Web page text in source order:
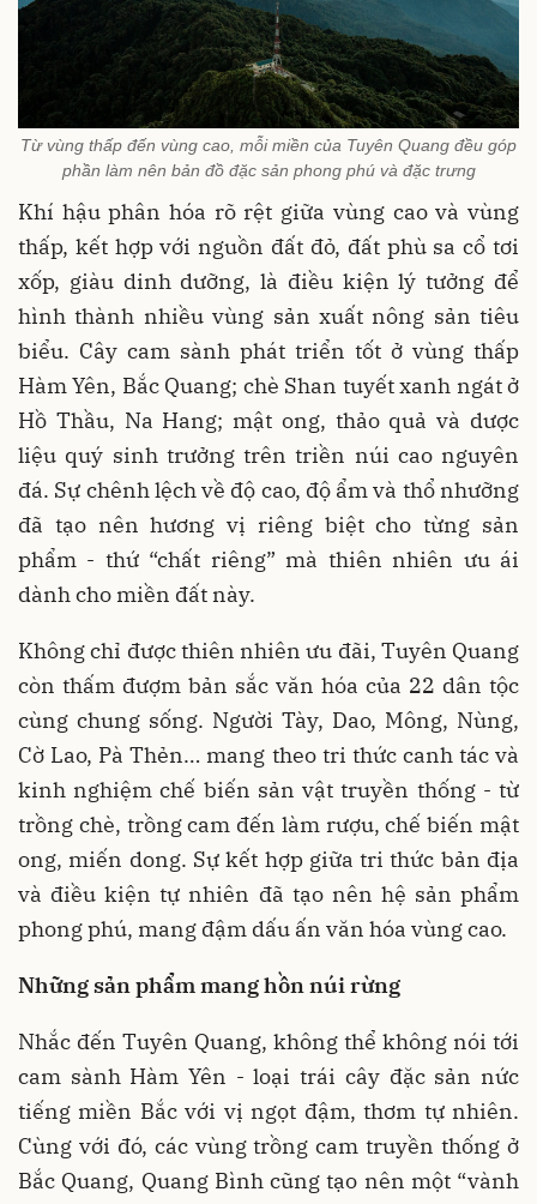
Từ vùng thấp đến vùng cao, mỗi miền của Tuyên Quang đều góp
phần làm nên bản đồ đặc sản phong phú và đặc trưng
Khí hậu phân hóa rõ rệt giữa vùng cao và vùng
thấp, kết hợp với nguồn đất đỏ, đất phù sa cổ tơi
xốp, giàu dinh dưỡng, là điều kiện lý tưởng để
hình thành nhiều vùng sản xuất nông sản tiêu
biểu. Cây cam sành phát triển tốt ở vùng thấp
Hàm Yên, Bắc Quang; chè Shan tuyết xanh ngát ở
Hồ Thầu, Na Hang; mật ong, thảo quả và dược
liệu quý sinh trưởng trên triền núi cao nguyên
đá. Sự chênh lệch về độ cao, độ ẩm và thổ nhưỡng
đã tạo nên hương vị riêng biệt cho từng sản
phẩm - thứ “chất riêng” mà thiên nhiên ưu ái
dành cho miền đất này.
Không chỉ được thiên nhiên ưu đãi, Tuyên Quang
còn thấm đượm bản sắc văn hóa của 22 dân tộc
cùng chung sống. Người Tày, Dao, Mông, Nùng,
Cờ Lao, Pà Thẻn… mang theo tri thức canh tác và
kinh nghiệm chế biến sản vật truyền thống - từ
trồng chè, trồng cam đến làm rượu, chế biến mật
ong, miến dong. Sự kết hợp giữa tri thức bản địa
và điều kiện tự nhiên đã tạo nên hệ sản phẩm
phong phú, mang đậm dấu ấn văn hóa vùng cao.
Những sản phẩm mang hồn núi rừng
Nhắc đến Tuyên Quang, không thể không nói tới
cam sành Hàm Yên - loại trái cây đặc sản nức
tiếng miền Bắc với vị ngọt đậm, thơm tự nhiên.
Cùng với đó, các vùng trồng cam truyền thống ở
Bắc Quang, Quang Bình cũng tạo nên một “vành